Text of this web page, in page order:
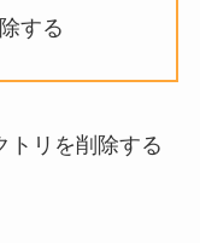
する
トリを削除する